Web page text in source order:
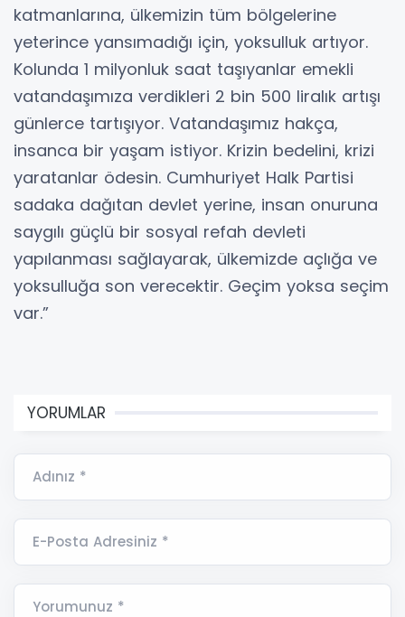
katmanlarına, ülkemizin tüm bölgelerine
yeterince yansımadığı için, yoksulluk artıyor.
Kolunda 1 milyonluk saat taşıyanlar emekli
vatandaşımıza verdikleri 2 bin 500 liralık artışı
günlerce tartışıyor. Vatandaşımız hakça,
insanca bir yaşam istiyor. Krizin bedelini, krizi
yaratanlar ödesin. Cumhuriyet Halk Partisi
sadaka dağıtan devlet yerine, insan onuruna
saygılı güçlü bir sosyal refah devleti
yapılanması sağlayarak, ülkemizde açlığa ve
yoksulluğa son verecektir. Geçim yoksa seçim
var.”
YORUMLAR
Adınız *
E-Posta Adresiniz *
Yorumunuz *